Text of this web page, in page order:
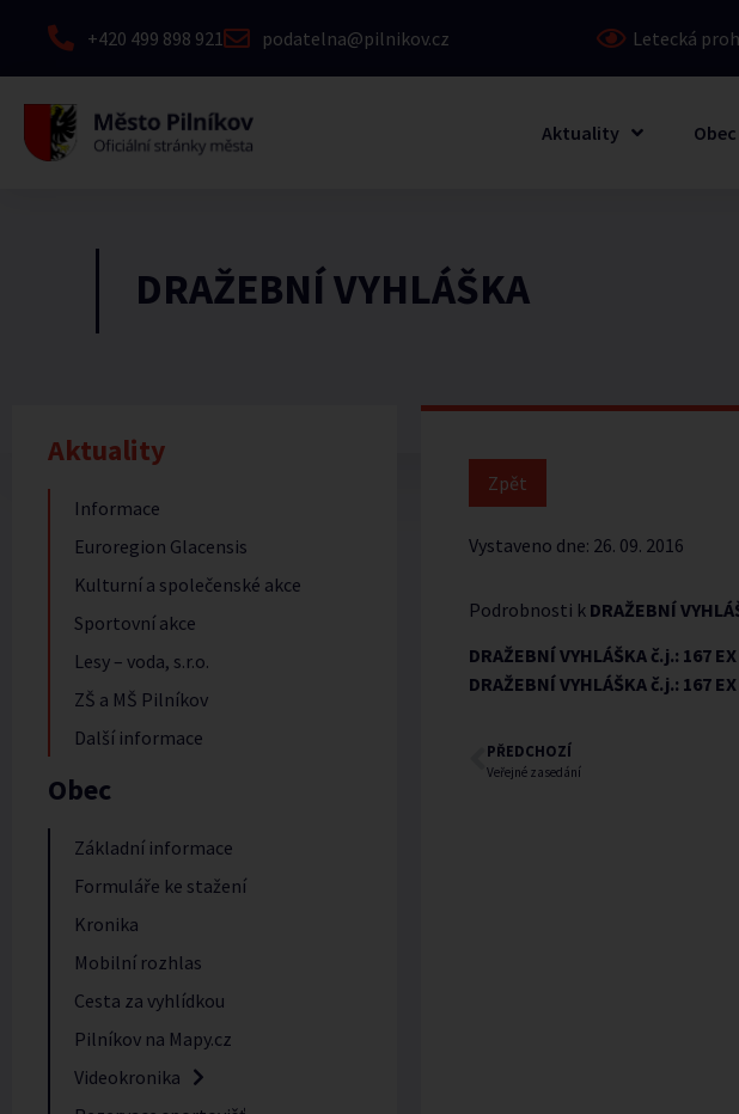
+420 499 898 921 podatelna@pilnikov.cz Letecká
Aktuality Obec
DRAŽEBNÍ VYHLÁŠKA
Aktuality
Informace
Euroregion Glacensis
Kulturní a společenské akce
Sportovní akce
Lesy – voda, s.r.o.
ZŠ a MŠ Pilníkov
Další informace
Obec
Základní informace
Formuláře ke stažení
Kronika
Mobilní rozhlas
Cesta za vyhlídkou
Pilníkov na Mapy.cz
Videokronika
Vystaveno dne: 26. 09. 2016
Podrobnosti k DRAŽEBNÍ
DRAŽEBNÍ VYHLÁŠKA č.j.: 167
DRAŽEBNÍ VYHLÁŠKA č.j.: 167
PŘEDCHOZÍ
Veřejné zasedání